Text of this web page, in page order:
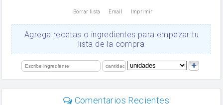
Ajos
Levadura
limón
Borrar lista Email Imprimir
Agrega recetas o ingredientes para empezar tu
lista de la compra
Comentarios Recientes